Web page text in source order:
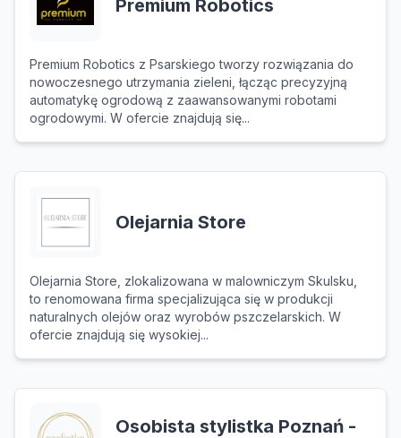
Premium Robotics
Premium Robotics z Psarskiego tworzy rozwiązania do
nowoczesnego utrzymania zieleni, łącząc precyzyjną
automatykę ogrodową z zaawansowanymi robotami
ogrodowymi. W ofercie znajdują się...
Olejarnia Store
Olejarnia Store, zlokalizowana w malowniczym Skulsku,
to renomowana firma specjalizująca się w produkcji
naturalnych olejów oraz wyrobów pszczelarskich. W
ofercie znajdują się wysokiej...
Osobista stylistka Poznań -